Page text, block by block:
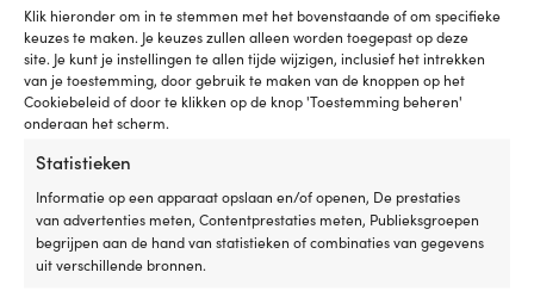
Klik hieronder om in te stemmen met het bovenstaande of om specifieke
keuzes te maken. Je keuzes zullen alleen worden toegepast op deze
site. Je kunt je instellingen te allen tijde wijzigen, inclusief het intrekken
van je toestemming, door gebruik te maken van de knoppen op het
Cookiebeleid of door te klikken op de knop 'Toestemming beheren'
onderaan het scherm.
Statistieken
Informatie op een apparaat opslaan en/of openen, De prestaties
van advertenties meten, Contentprestaties meten, Publieksgroepen
begrijpen aan de hand van statistieken of combinaties van gegevens
uit verschillende bronnen.
Bevestigingsring met bus
Seldén, Ø72/72 mm
Bevestigingsring met